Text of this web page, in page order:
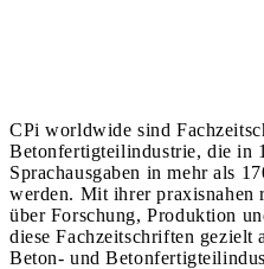
CPi worldwide sind
Betonfertigteilindustrie, die in
Sprachausgaben in mehr als
werden. Mit ihrer praxisnahen
über Forschung, Produktion
diese Fachzeitschriften gezielt
Beton- und